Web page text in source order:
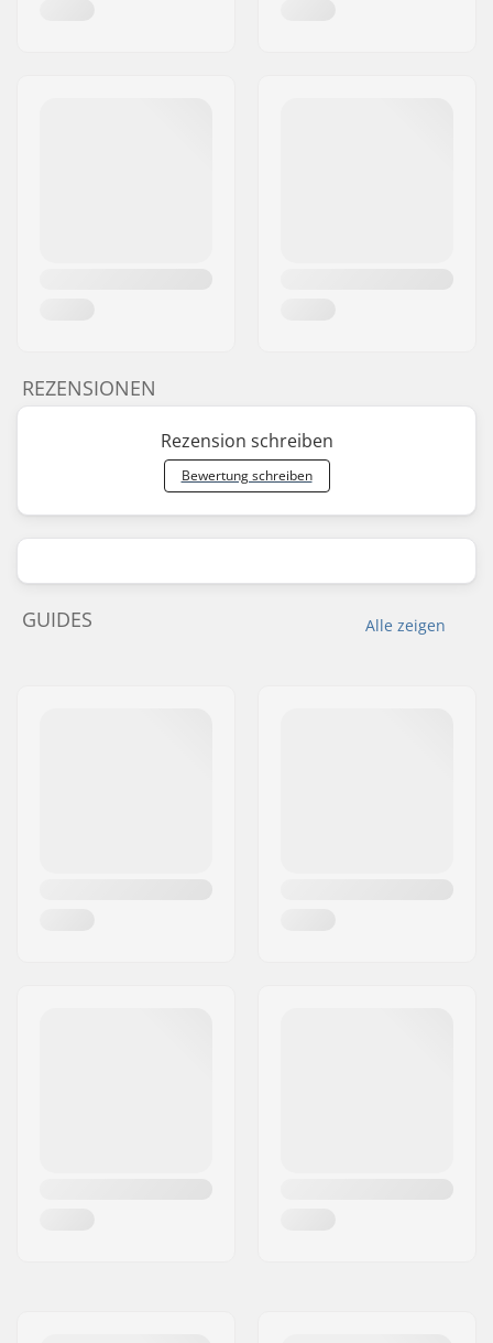
REZENSIONEN
Rezension schreiben
Bewertung schreiben
Alle zeigen
GUIDES